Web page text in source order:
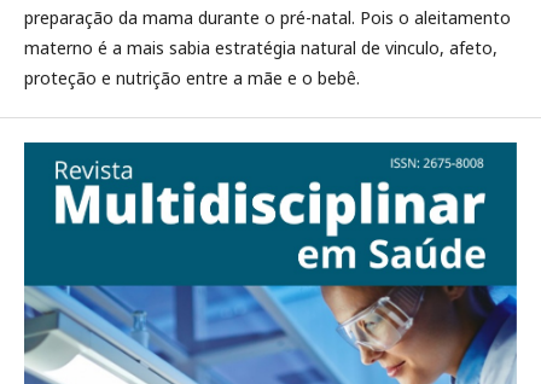
preparação da mama durante o pré-natal. Pois o aleitamento
materno é a mais sabia estratégia natural de vinculo, afeto,
proteção e nutrição entre a mãe e o bebê.